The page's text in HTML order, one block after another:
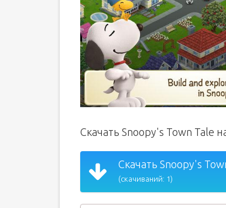
Скачать Snoopy's Town Tale
Скачать Snoopy's
(скачиваний: 1)